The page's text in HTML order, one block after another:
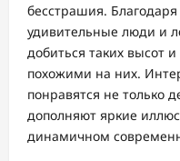
бесстрашия.
удивительные люди и
добиться таких высот
похожими на них.
понравятся не только
дополняют яркие
динамичном